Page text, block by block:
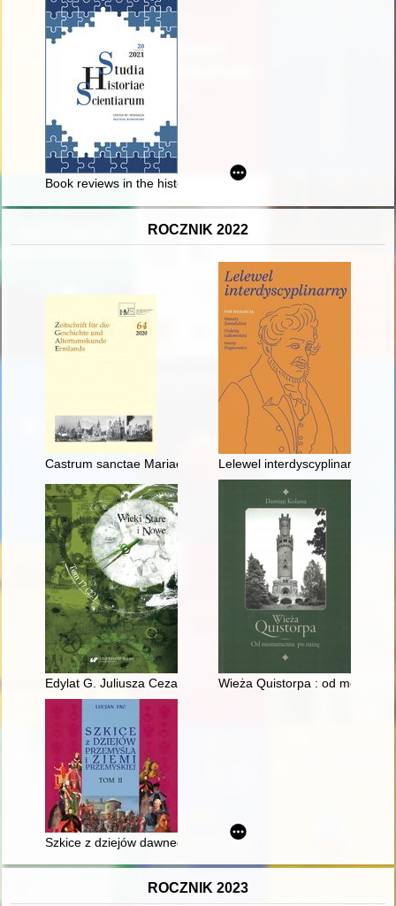
Book reviews in the history of knowledge = Recenzje książek
ROCZNIK 2022
Castrum sanctae Mariae : die Marienburg als Burg :
Lelewel interdyscyplinarny :
Edylat G. Juliusza Cezara (65 rok przed Chr.) i jego polityczne
Wieża Quistorpa : od
Szkice z dziejów dawnego Przemyśla i ziemi przemyskiej. Cz.
ROCZNIK 2023